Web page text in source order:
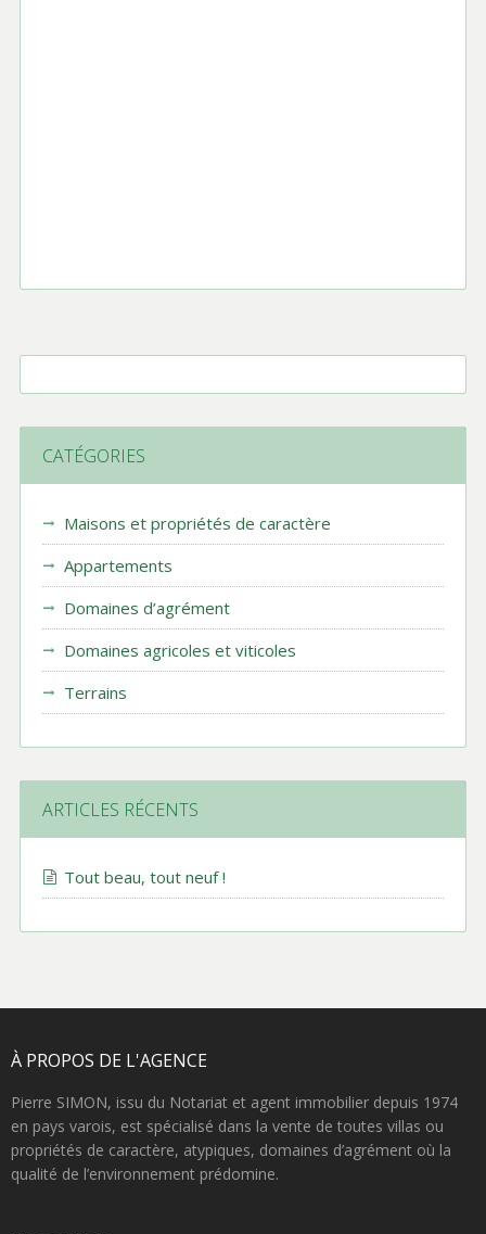
CATÉGORIES
Maisons et propriétés de caractère
Appartements
Domaines d’agrément
Domaines agricoles et viticoles
Terrains
ARTICLES RÉCENTS
Tout beau, tout neuf !
À PROPOS DE L'AGENCE
Pierre SIMON, issu du Notariat et agent immobilier depuis 1974
en pays varois, est spécialisé dans la vente de toutes villas ou
propriétés de caractère, atypiques, domaines d’agrément où la
qualité de l’environnement prédomine.